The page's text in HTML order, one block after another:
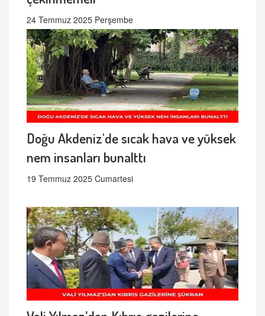
24 Temmuz 2025 Perşembe
Doğu Akdeniz'de sıcak hava ve yüksek
nem insanları bunalttı
19 Temmuz 2025 Cumartesi